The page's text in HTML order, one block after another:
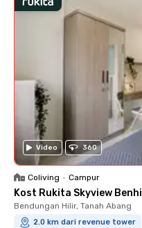
Video 360
Coliving • Campur
Kost Rukita Skyview Benhil
Bendungan Hilir, Tanah Abang
2.0 km dari revenue tower